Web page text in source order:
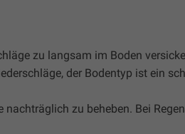
zu langsam im Boden
der Bodentyp ist ein
zu beheben. Bei